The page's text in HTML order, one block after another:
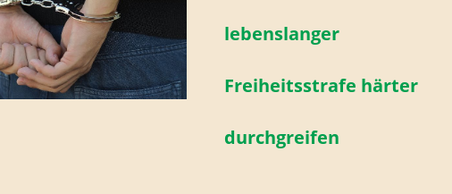
lebenslanger
Freiheitsstrafe härter
durchgreifen